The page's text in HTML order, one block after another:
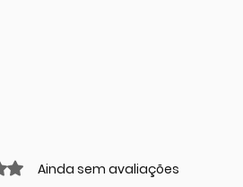
com 0 de 5 estrelas.
Ainda sem avaliações